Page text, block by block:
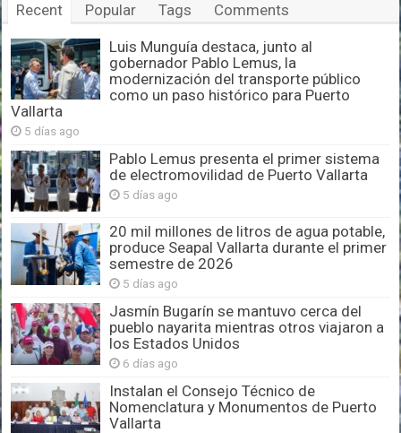
Recent Popular Tags Comments
Luis Munguía destaca, junto al
gobernador Pablo Lemus, la
modernización del transporte público
como un paso histórico para Puerto
Vallarta
5 días ago
Pablo Lemus presenta el primer sistema
de electromovilidad de Puerto Vallarta
5 días ago
20 mil millones de litros de agua potable,
produce Seapal Vallarta durante el primer
semestre de 2026
5 días ago
Jasmín Bugarín se mantuvo cerca del
pueblo nayarita mientras otros viajaron a
los Estados Unidos
6 días ago
Instalan el Consejo Técnico de
Nomenclatura y Monumentos de Puerto
Vallarta